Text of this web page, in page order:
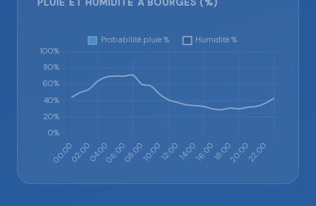
PLUIE ET HUMIDITÉ À BOURGES (%)